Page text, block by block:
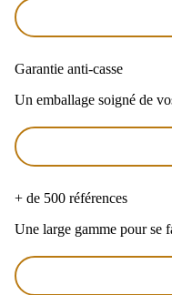
Garantie anti-casse
Un emballage soigné de
+ de 500 références
Une large gamme pour se